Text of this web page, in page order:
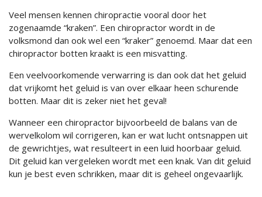
Veel mensen kennen chiropractie vooral door het
zogenaamde “kraken”. Een chiropractor wordt in de
volksmond dan ook wel een “kraker” genoemd. Maar dat een
chiropractor botten kraakt is een misvatting.
Een veelvoorkomende verwarring is dan ook dat het geluid
dat vrijkomt het geluid is van over elkaar heen schurende
botten. Maar dit is zeker niet het geval!
Wanneer een chiropractor bijvoorbeeld de balans van de
wervelkolom wil corrigeren, kan er wat lucht ontsnappen uit
de gewrichtjes, wat resulteert in een luid hoorbaar geluid.
Dit geluid kan vergeleken wordt met een knak. Van dit geluid
kun je best even schrikken, maar dit is geheel ongevaarlijk.